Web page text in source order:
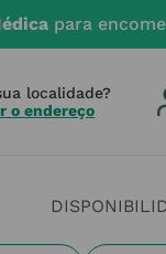
para
localidade?
o endereço